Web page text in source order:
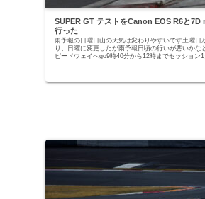
SUPER GT テストをCanon EOS R6と
行った
雨予報の日曜日山の天気は変わりやすいです土曜日
り、日曜に変更したが雨予報日頃の行いが悪いかな
ピードウェイへgo9時40分から12時までセッション1